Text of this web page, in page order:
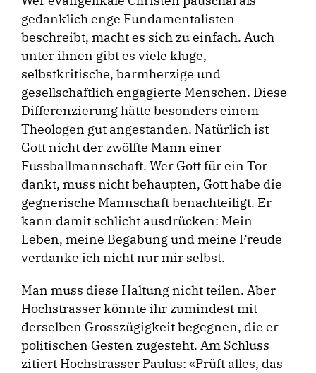
gedanklich enge Fundamentalisten
beschreibt, macht es sich zu einfach. Auch
unter ihnen gibt es viele kluge,
selbstkritische, barmherzige und
gesellschaftlich engagierte Menschen. Diese
Differenzierung hätte besonders einem
Theologen gut angestanden. Natürlich ist
Gott nicht der zwölfte Mann einer
Fussballmannschaft. Wer Gott für ein Tor
dankt, muss nicht behaupten, Gott habe die
gegnerische Mannschaft benachteiligt. Er
kann damit schlicht ausdrücken: Mein
Leben, meine Begabung und meine Freude
verdanke ich nicht nur mir selbst.
Man muss diese Haltung nicht teilen. Aber
Hochstrasser könnte ihr zumindest mit
derselben Grosszügigkeit begegnen, die er
politischen Gesten zugesteht. Am Schluss
zitiert Hochstrasser Paulus: «Prüft alles, das